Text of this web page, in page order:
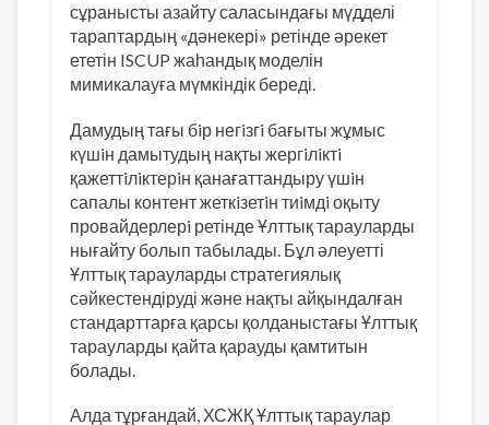
сұранысты азайту саласындағы мүдделі
тараптардың «дәнекері» ретінде әрекет
ететін ISCUP жаһандық моделін
мимикалауға мүмкіндік береді.
Дамудың тағы бiр негiзгi бағыты жұмыс
күшiн дамытудың нақты жергiлiктi
қажеттiлiктерiн қанағаттандыру үшiн
сапалы контент жеткiзетiн тиiмдi оқыту
провайдерлерi ретінде Ұлттық тарауларды
нығайту болып табылады. Бұл әлеуетті
Ұлттық тарауларды стратегиялық
сәйкестендіруді және нақты айқындалған
стандарттарға қарсы қолданыстағы Ұлттық
тарауларды қайта қарауды қамтитын
болады.
Алда тұрғандай, ХСЖҚ Ұлттық тараулар